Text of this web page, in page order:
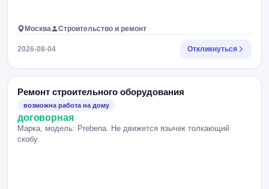
Москва Строительство и ремонт
2026-08-04 Откликнуться
Ремонт строительного оборудования
возможна работа на дому
договорная
Марка, модель: Prebena. Не движется язычек толкающий
скобу.